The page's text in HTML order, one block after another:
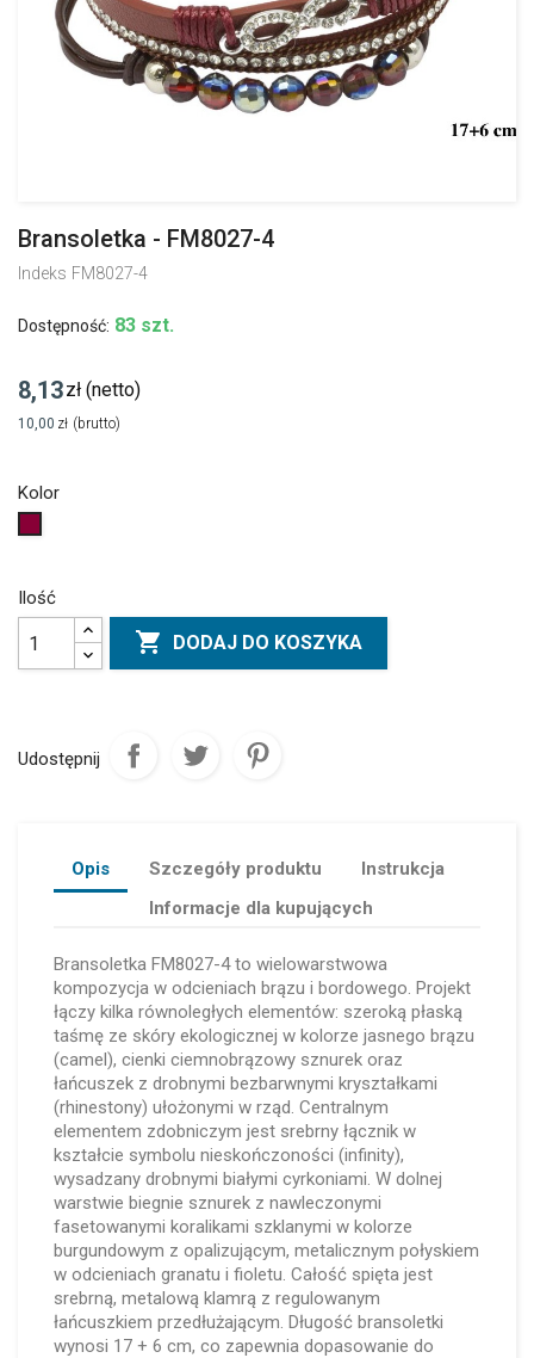
Bransoletka - FM8027-4
Indeks FM8027-4
Dostępność: 83 szt.
8,13zł (netto)
10,00 zł (brutto)
Kolor
Ilość
 DODAJ DO KOSZYKA
Udostępnij
Opis Szczegóły produktu
Instrukcja
Informacje dla kupujących
Bransoletka FM8027-4 to wielowarstwowa
kompozycja w odcieniach brązu i bordowego. Projekt
łączy kilka równoległych elementów: szeroką płaską
taśmę ze skóry ekologicznej w kolorze jasnego brązu
(camel), cienki ciemnobrązowy sznurek oraz
łańcuszek z drobnymi bezbarwnymi kryształkami
(rhinestony) ułożonymi w rząd. Centralnym
elementem zdobniczym jest srebrny łącznik w
kształcie symbolu nieskończoności (infinity),
wysadzany drobnymi białymi cyrkoniami. W dolnej
warstwie biegnie sznurek z nawleczonymi
fasetowanymi koralikami szklanymi w kolorze
burgundowym z opalizującym, metalicznym połyskiem
w odcieniach granatu i fioletu. Całość spięta jest
srebrną, metalową klamrą z regulowanym
łańcuszkiem przedłużającym. Długość bransoletki
wynosi 17 + 6 cm, co zapewnia dopasowanie do